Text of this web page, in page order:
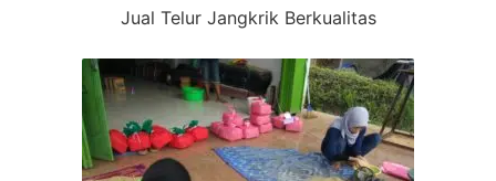
Jual Telur Jangkrik Berkualitas